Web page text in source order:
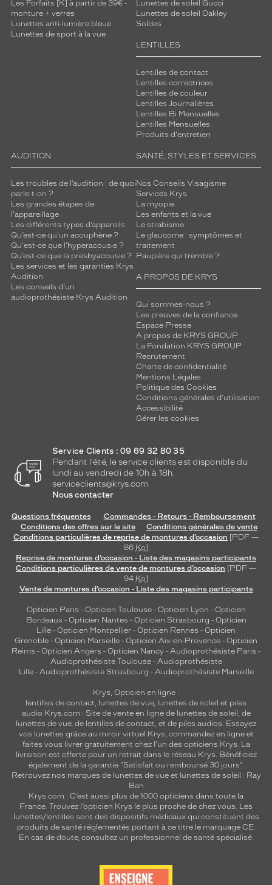
Les Forfaits [K] à partir de 39€ -
monture + verres
Lunettes anti-lumière bleue
Lunettes de sport à la vue
Lunettes de soleil Gucci
Lunettes de soleil Oakley
Soldes
LENTILLES
Lentilles de contact
Lentilles correctrices
Lentilles de couleur
Lentilles Journalières
Lentilles Bi Mensuelles
Lentilles Mensuelles
Produits d'entretien
AUDITION
Les troubles de l’audition : de quoi
parle-t-on ?
Les grandes étapes de
l'appareillage
Les différents types d’appareils
Qu’est-ce qu'un acouphène ?
Qu'est-ce que l'hyperacousie ?
Qu’est-ce que la presbyacousie ?
Les services et les garanties Krys
Audition
Les conseils d'un
audioprothésiste Krys Audition
SANTÉ, STYLES ET SERVICES
Nos Conseils Visagisme
Services Krys
La myopie
Les enfants et la vue
Le strabisme
Le glaucome : symptômes et
traitement
Paupière qui tremble ?
A PROPOS DE KRYS
Qui sommes-nous ?
Les preuves de la confiance
Espace Presse
A propos de KRYS GROUP
La Fondation KRYS GROUP
Recrutement
Charte de confidentialité
Mentions Légales
Politique des Cookies
Conditions générales d'utilisation
Accessibilité
Gérer les cookies
Service Clients : 09 69 32 80 35
Pendant l'été, le service clients est disponible du
lundi au vendredi de 10h à 18h.
serviceclients@krys.com
Nous contacter
Questions fréquentes
Commandes - Retours - Remboursement
Conditions des offres sur le site
Conditions générales de vente
Conditions particulières de reprise de montures d’occasion [PDF —
86 Ko]
Reprise de montures d’occasion - Liste des magasins participants
Conditions particulières de vente de montures d’occasion [PDF —
94 Ko]
Vente de montures d’occasion - Liste des magasins participants
Opticien Paris - Opticien Toulouse- Opticien Lyon - Opticien
Bordeaux- Opticien Nantes - Opticien Strasbourg - Opticien
Lille - Opticien Montpellier - Opticien Rennes - Opticien
Grenoble - Opticien Marseille - Opticien Aix-en-Provence - Opticien
Reims - Opticien Angers - Opticien Nancy - Audioprothésiste Paris -
Audioprothésiste Toulouse- Audioprothésiste
Lille- Audioprothésiste Strasbourg - Audioprothésiste Marseille
Krys, Opticien en ligne :
lentilles de contact lunettes de vue, lunettes de soleil et piles
audio Krys.com : Site de vente en ligne de lunettes de soleil, de
lunettes de vue, de lentilles de contact , et de piles audios. Essayez
vos lunettes grâce au miroir virtuel Krys, commandez en ligne et
faites vous livrer gratuitement chez l'un des opticiens Krys. La
livraison est offerte pour un retrait dans le réseau Krys. Bénéficiez
également de la garantie "Satisfait ou remboursé 30 jours".
Retrouvez nos marques de lunettes de vue et lunettes de soleil : Ray
Ban
Krys.com : C’est aussi plus de 1000 opticiens dans toute la
France. Trouvez l’opticien Krys le plus proche de chez vous . Les
lunettes/lentilles sont des dispositifs médicaux qui constituent des
produits de santé réglementés portant à ce titre le marquage CE.
En cas de doute, consultez un professionnel de santé spécialisé.